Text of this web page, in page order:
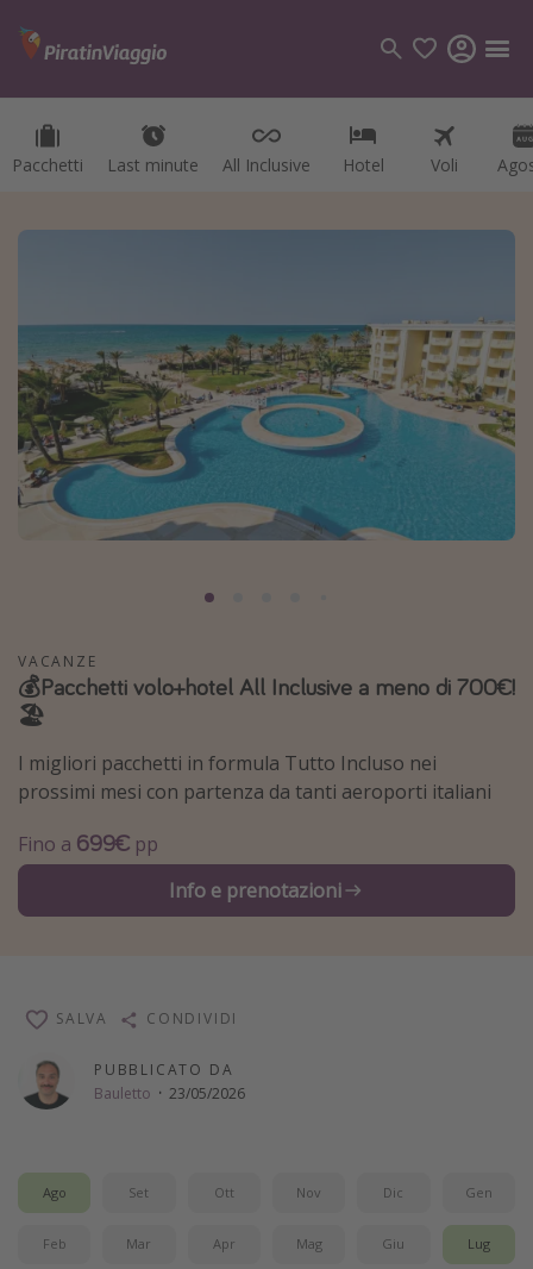
Pacchetti Last minute All Inclusive Hotel Voli
Categorie
Crociere
Destinazioni
Tutte le destinazioni
Italia
Albania
Tunisia
Malta
Canarie
Capo Verde
Tipo di vacanza
Vacanze last minute
Vacanze di Pasqua 2026
Last minute capodanno
Vacanze con bambini
Viaggi per single
Altri argomenti
VACANZE
💰Pacchetti volo+hotel All Inclusive a meno di 700€!
🏖️
I migliori pacchetti in formula Tutto Incluso nei
prossimi mesi con partenza da tanti aeroporti italiani
Fino a 699€ pp
Info e prenotazioni
PUBBLICATO DA
Bauletto · 23/05/2026
SALVA CONDIVIDI
Ago Set Ott Nov Dic Gen
Feb Mar Apr Mag Giu Lug